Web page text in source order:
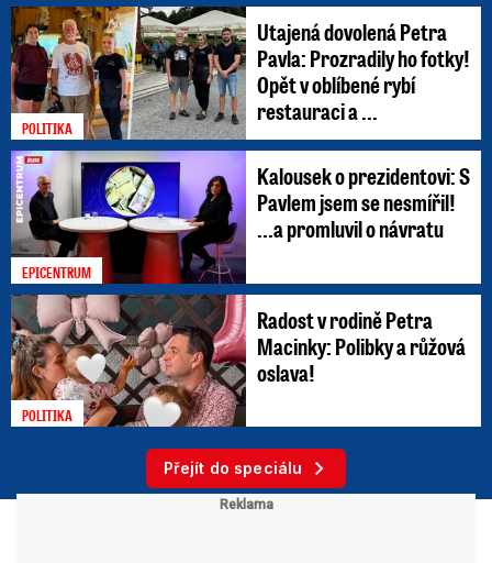
POLITIKA
Utajená dovolená Petra
Pavla: Prozradily ho fotky!
Opět v oblíbené rybí
restauraci a ...
EPICENTRUM
Kalousek o prezidentovi: S
Pavlem jsem se nesmířil!
...a promluvil o návratu
POLITIKA
Radost v rodině Petra
Macinky: Polibky a růžová
oslava!
Přejít do speciálu